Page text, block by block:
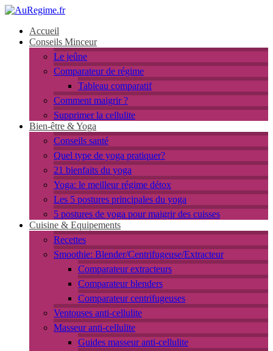
Accueil
Conseils Minceur
Le jeûne
Comparateur de régime
Tableau comparatif
Comment maigrir ?
Supprimer la cellulite
Bien-être & Yoga
Conseils santé
Quel type de yoga pratiquer?
21 bienfaits du yoga
Yoga: le meilleur régime détox
Les 5 postures principales du yoga
5 postures de yoga pour maigrir des cuisses
Cuisine & Equipements
Recettes
Smoothie: Blender/Centrifugeuse/Extracteur
Comparateur extracteurs
Comparateur blenders
Comparateur centrifugeuses
Ventouses anti-cellulite
Masseur anti-cellulite
Guides masseur anti-cellulite